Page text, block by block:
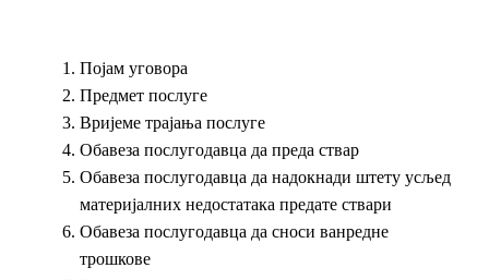
Појам уговора
Предмет послуге
Вријеме трајања послуге
Обавеза послугодавца да преда ствар
Обавеза послугодавца да надокнади штету усљед
материјалних недостатака предате ствари
Обавеза послугодавца да сноси ванредне
трошкове